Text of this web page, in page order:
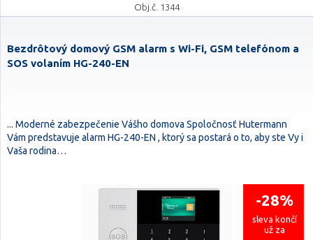
Obj.č. 1344
Bezdrôtový domový GSM alarm s Wi-Fi, GSM telefónom a
SOS volaním HG-240-EN
... Moderné zabezpečenie Vášho domova Spoločnosť Hutermann
Vám predstavuje alarm HG-240-EN , ktorý sa postará o to, aby ste Vy i
Vaša rodina…
-28%
sleva končí
už za